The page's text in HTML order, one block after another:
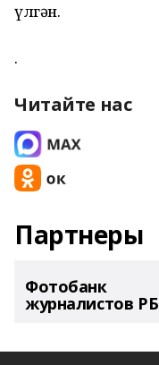
үлгән.
.
Читайте нас
Партнеры
Фотобанк
журналистов РБ